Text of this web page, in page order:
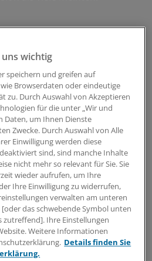
in Zeiten des GKV-
soll es in der kommenden
sorgt
und Ärzten. Stehen die
der Kippe? Oder eher doch
verhandeln.
der
wichtig
speichern und greifen auf
Browserdaten oder eindeutige
zu. Durch Auswahl von Akzeptieren
für die unter „Wir und
Daten, um Ihnen Dienste
Zwecke. Durch Auswahl von Alle
Einwilligung werden diese
sind, sind manche Inhalte
nicht mehr so relevant für Sie. Sie
wieder aufrufen, um Ihre
Ihre Einwilligung zu widerrufen,
verwalten am unteren
das schwebende Symbol unten
zutreffend]. Ihre Einstellungen
Weitere Informationen
Details finden Sie